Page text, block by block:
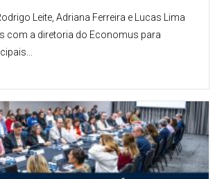
Leite, Adriana Ferreira e Lucas Lima
com a diretoria do Economus para